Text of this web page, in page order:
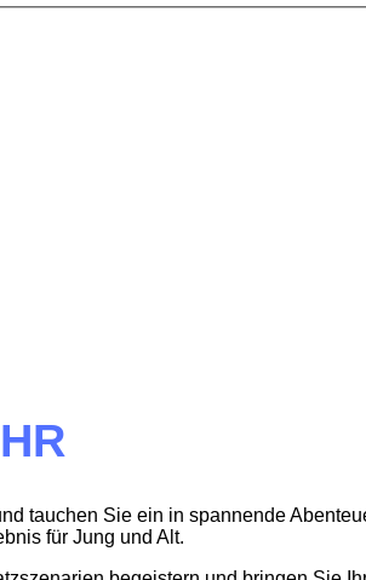
tauchen Sie ein in spannende
für Jung und Alt.